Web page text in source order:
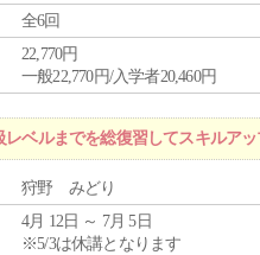
全6回
22,770円
一般22,770円/入学者20,460円
ベルまでを総復習してスキルア
狩野 みどり
4月 12日 ～ 7月 5日
※5/3は休講となります